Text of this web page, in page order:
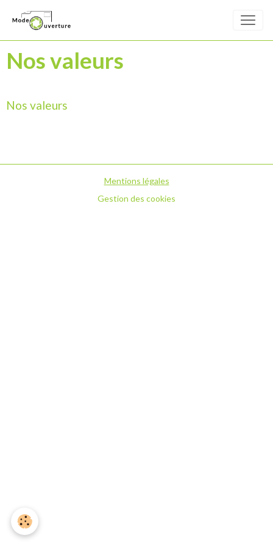
Nos valeurs
Nos valeurs
Mentions légales
Gestion des cookies